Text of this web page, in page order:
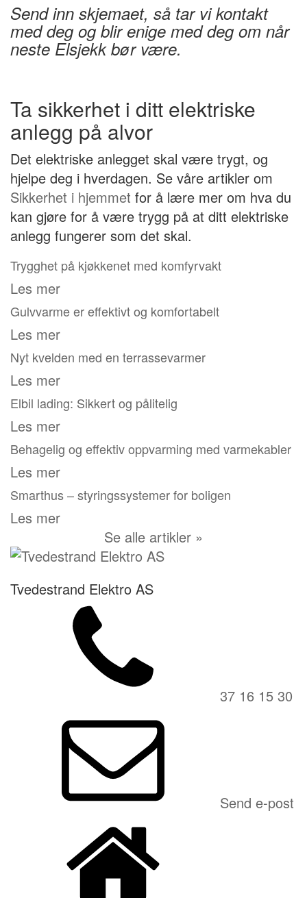
Send inn skjemaet, så tar vi kontakt
med deg og blir enige med deg om når
neste Elsjekk bør være.
Ta sikkerhet i ditt elektriske
anlegg på alvor
Det elektriske anlegget skal være trygt, og
hjelpe deg i hverdagen. Se våre artikler om
Sikkerhet i hjemmet for å lære mer om hva du
kan gjøre for å være trygg på at ditt elektriske
anlegg fungerer som det skal.
Trygghet på kjøkkenet med komfyrvakt
Les mer
Gulvvarme er effektivt og komfortabelt
Les mer
Nyt kvelden med en terrassevarmer
Les mer
Elbil lading: Sikkert og pålitelig
Les mer
Behagelig og effektiv oppvarming med varmekabler
Les mer
Smarthus – styringssystemer for boligen
Les mer
Se alle artikler »
Tvedestrand Elektro AS
37 16 15 30
Send e-post